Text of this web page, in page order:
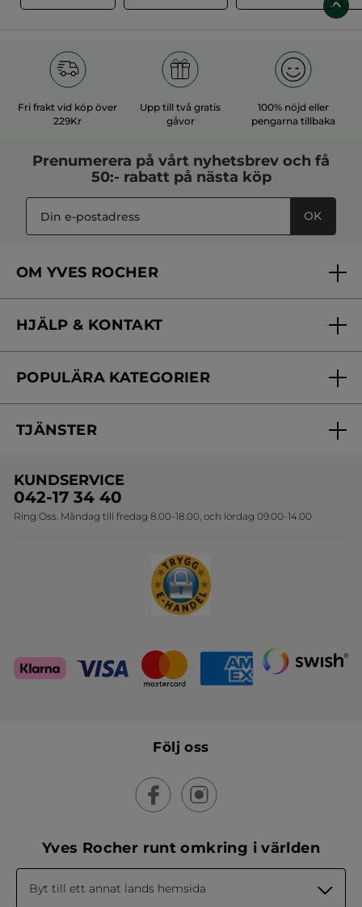
Fri frakt vid köp över
229Kr
Upp till två gratis
gåvor
100% nöjd eller
pengarna tillbaka
Prenumerera på vårt nyhetsbrev och få
50:- rabatt på nästa köp
OK
OM YVES ROCHER
Vårt engagemang
Skönhetstips
HJÄLP & KONTAKT
Kontakta oss
Online prislista
POPULÄRA KATEGORIER
Erbjudanden
Travelsize
Sets
TJÄNSTER
Onlineprislista för postorder
KUNDSERVICE
042-17 34 40
Ring Oss. Måndag till fredag 8.00-18.00, och lördag 09.00-14.00
Följ oss
Yves Rocher runt omkring i världen
Byt till ett annat lands hemsida